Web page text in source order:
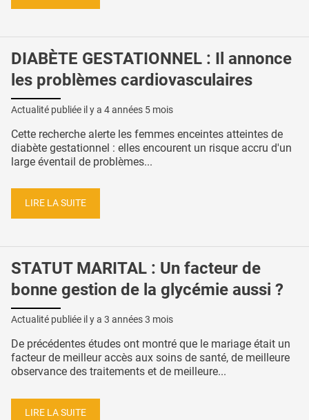
DIABÈTE GESTATIONNEL : Il annonce
les problèmes cardiovasculaires
Actualité publiée il y a 4 années 5 mois
Cette recherche alerte les femmes enceintes atteintes de
diabète gestationnel : elles encourent un risque accru d'un
large éventail de problèmes...
LIRE LA SUITE
STATUT MARITAL : Un facteur de
bonne gestion de la glycémie aussi ?
Actualité publiée il y a 3 années 3 mois
De précédentes études ont montré que le mariage était un
facteur de meilleur accès aux soins de santé, de meilleure
observance des traitements et de meilleure...
LIRE LA SUITE